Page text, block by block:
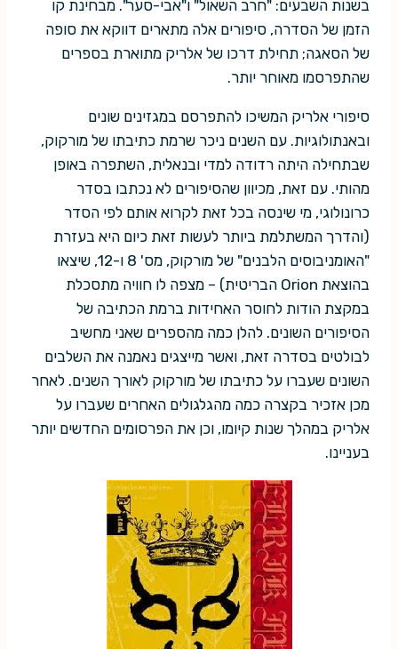
בשנות השבעים: "חרב השאול" ו"אבי-סער". מבחינת קו
הזמן של הסדרה, סיפורים אלה מתארים דווקא את סופה
של הסאגה; תחילת דרכו של אלריק מתוארת בספרים
שהתפרסמו מאוחר יותר.
סיפורי אלריק המשיכו להתפרסם במגזינים שונים
ובאנתולוגיות. עם השנים ניכר שרמת כתיבתו של מורקוק,
שבתחילה היתה רדודה למדי ובנאלית, השתפרה באופן
מהותי. עם זאת, מכיוון שהסיפורים לא נכתבו בסדר
כרונולוגי, מי שינסה בכל זאת לקרוא אותם לפי הסדר
(והדרך המשתלמת ביותר לעשות זאת כיום היא בעזרת
"האומניבוסים הלבנים" של מורקוק, מס' 8 ו-12, שיצאו
בהוצאת Orion הבריטית) – מצפה לו חוויה מתסכלת
במקצת הודות לחוסר האחידות ברמת הכתיבה של
הסיפורים השונים. להלן כמה מהספרים שאני מחשיב
לבולטים בסדרה זאת, ואשר מייצגים נאמנה את השלבים
השונים שעברו על כתיבתו של מורקוק לאורך השנים. לאחר
מכן אזכיר בקצרה כמה מהגלגולים האחרים שעברו על
אלריק במהלך שנות קיומו, וכן את הפרסומים החדשים יותר
בעניינו.